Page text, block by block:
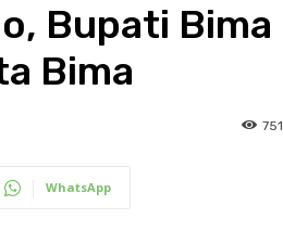
Bupati Bima
Bima
751
WhatsApp